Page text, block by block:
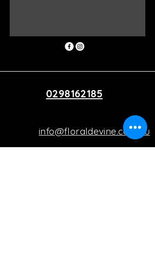
0298162185
info@floraldevine.com.au